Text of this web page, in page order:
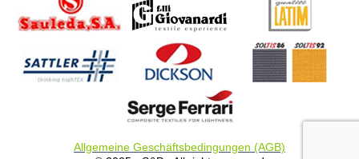
Allgemeine Geschäftsbedingungen (AGB)